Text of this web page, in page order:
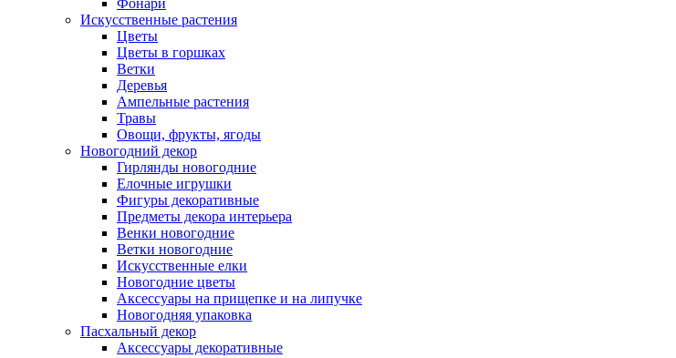
Искусственные растения
Цветы
Цветы в горшках
Ветки
Деревья
Ампельные растения
Травы
Овощи, фрукты, ягоды
Новогодний декор
Гирлянды новогодние
Елочные игрушки
Фигуры декоративные
Предметы декора интерьера
Венки новогодние
Ветки новогодние
Искусственные елки
Новогодние цветы
Аксессуары на прищепке и на липучке
Новогодняя упаковка
Пасхальный декор
Аксессуары декоративные